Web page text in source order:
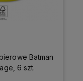
Batman
6 szt.